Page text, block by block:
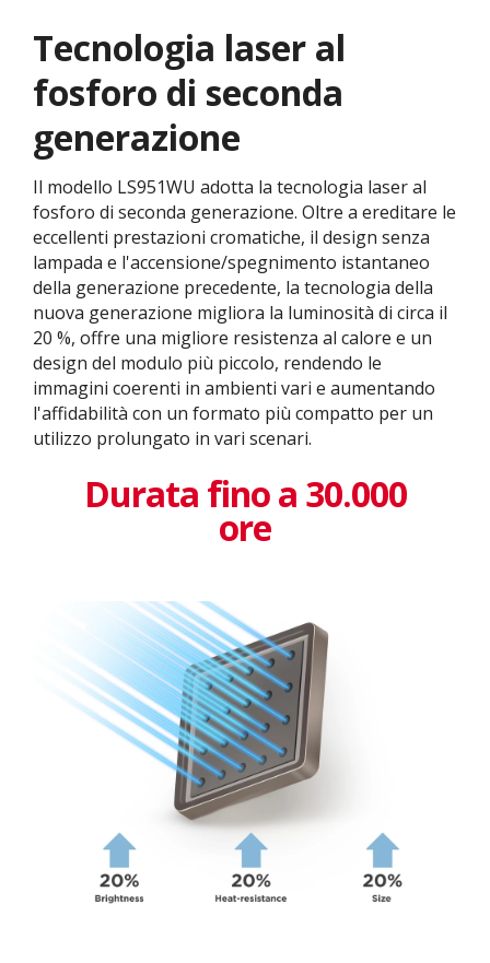
Tecnologia laser al
fosforo di seconda
generazione
Il modello LS951WU adotta la tecnologia laser al
fosforo di seconda generazione. Oltre a ereditare le
eccellenti prestazioni cromatiche, il design senza
lampada e l'accensione/spegnimento istantaneo
della generazione precedente, la tecnologia della
nuova generazione migliora la luminosità di circa il
20 %, offre una migliore resistenza al calore e un
design del modulo più piccolo, rendendo le
immagini coerenti in ambienti vari e aumentando
l'affidabilità con un formato più compatto per un
utilizzo prolungato in vari scenari.
Durata fino a 30.000
ore